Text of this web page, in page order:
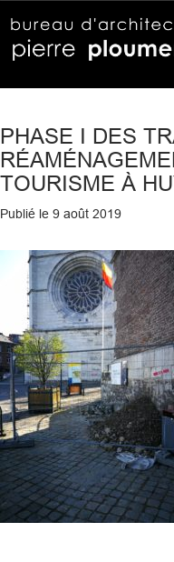
PHASE I DES
TOURISME À
Publié le 9 août 2019